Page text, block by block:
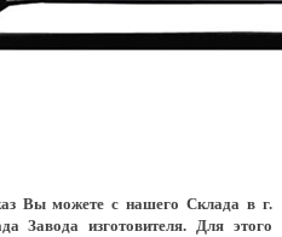
Вы можете с нашего Склада в г.
Завода изготовителя. Для этого